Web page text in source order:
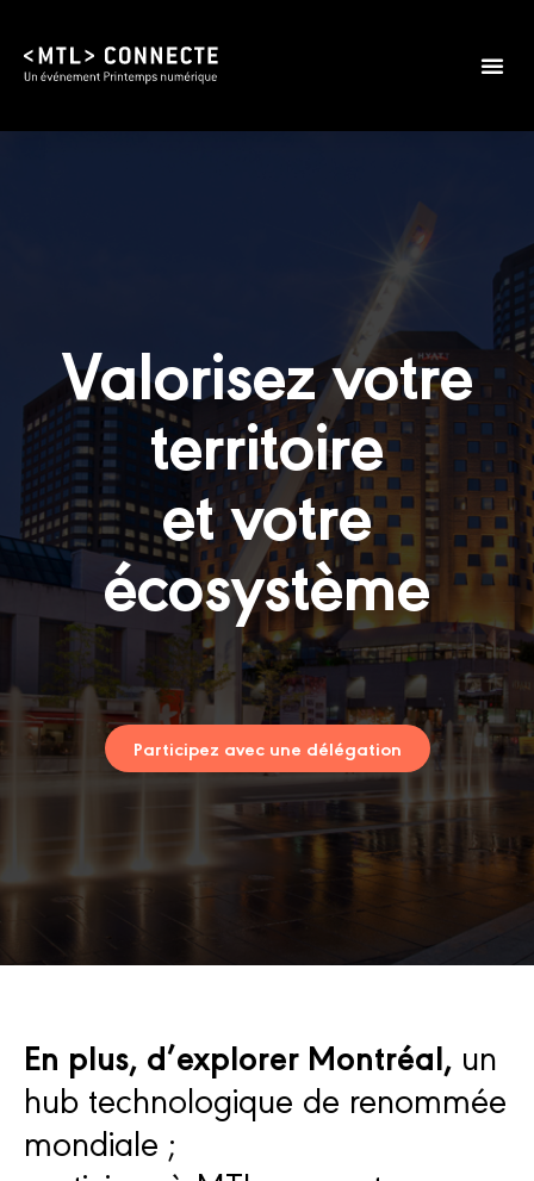
Valorisez votre
territoire
et votre
écosystème
Participez avec une délégation
En plus, d’explorer Montréal, un
hub technologique de renommée
mondiale ;